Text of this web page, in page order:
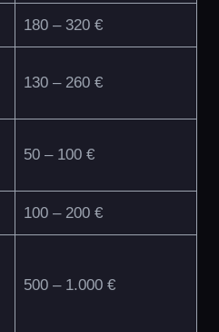
180 – 320 €
130 – 260 €
50 – 100 €
100 – 200 €
500 – 1.000 €